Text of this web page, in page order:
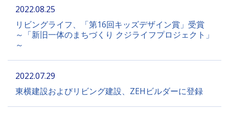
2022.08.25
リビングライフ、「第16回キッズデザイン賞」受賞
～「新旧一体のまちづくり クジライフプロジェクト」
～
2022.07.29
東横建設およびリビング建設、ZEHビルダーに登録